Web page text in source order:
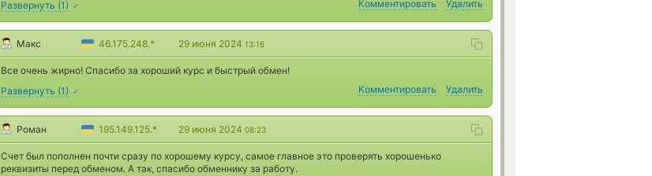
Развернуть (1) Комментировать Удалить
Макс 46.175.248.* 29 июня 2024 13:16
Все очень жирно! Спасибо за хороший курс и быстрый обмен!
Развернуть (1) Комментировать Удалить
Роман 195.149.125.* 29 июня 2024 08:23
Счет был пополнен почти сразу по хорошему курсу, самое главное это проверять хорошенько
реквизиты перед обменом. А так, спасибо обменнику за работу.